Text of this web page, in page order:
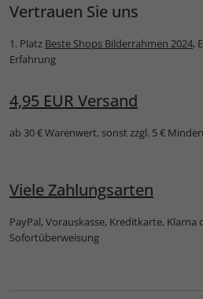
Vertrauen Sie uns
1. Platz Beste Shops Bilderrahmen 2024,
Erfahrung
4,95 EUR Versand
ab 30 € Warenwert, sonst zzgl. 5 €
Viele Zahlungsarten
PayPal, Vorauskasse, Kreditkarte, Klarna
Sofortüberweisung